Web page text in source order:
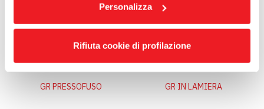
Personalizza
Rifiuta cookie di profilazione
GR PRESSOFUSO GR IN LAMIERA